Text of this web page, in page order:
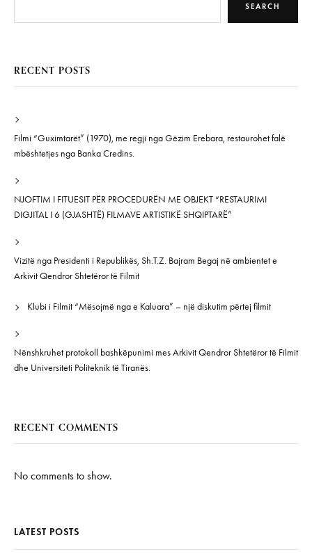
SEARCH
RECENT POSTS
Filmi “Guximtarët” (1970), me regji nga Gëzim Erebara, restaurohet falë
mbështetjes nga Banka Credins.
NJOFTIM I FITUESIT PËR PROCEDURËN ME OBJEKT “RESTAURIMI
DIGJITAL I 6 (GJASHTË) FILMAVE ARTISTIKË SHQIPTARË”
Vizitë nga Presidenti i Republikës, Sh.T.Z. Bajram Begaj në ambientet e
Arkivit Qendror Shtetëror të Filmit
Klubi i Filmit “Mësojmë nga e Kaluara” – një diskutim përtej filmit
Nënshkruhet protokoll bashkëpunimi mes Arkivit Qendror Shtetëror të Filmit
dhe Universiteti Politeknik të Tiranës.
RECENT COMMENTS
No comments to show.
LATEST POSTS